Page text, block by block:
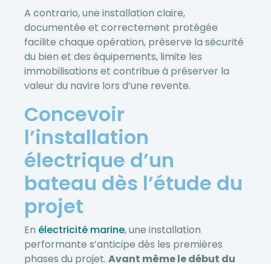
A contrario, une installation claire,
documentée et correctement protégée
facilite chaque opération, préserve la sécurité
du bien et des équipements, limite les
immobilisations et contribue à préserver la
valeur du navire lors d’une revente.
Concevoir
l’installation
électrique d’un
bateau dès l’étude du
projet
En électricité marine, une installation
performante s’anticipe dès les premières
phases du projet. Avant même le début du